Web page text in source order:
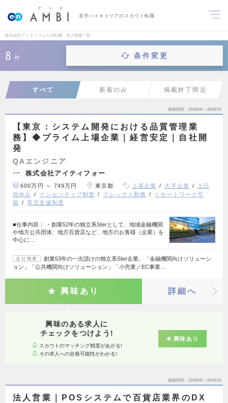
若手ハイキャリアのスカウト転職
株式会社アイティフォーの転職・求人情報一覧
8 件 条件変更
すべて 新着のみ 掲載終了間近
掲載期間 26/08/06～26/08/19
【東京：システム開発における品質管理業
務】◆プライム上場企業｜経営安定｜自社開
発
QAエンジニア
株式会社アイティフォー
600万円 ～ 749万円 東京都 上場企業 大手企業
土日
祝休み
インセンティブ制度 フレックス勤務
リモートワーク可
能
育児支援制度
■仕事内容： ・創業52年の独立系SIerとして、地域金融機関
や地方公共団体、地方百貨店など、地方のお客様（企業）を
中心に…
会社概要
創業53年の一次請けの独立系SIer企業。「金融機関向けソリューシ
ョン」「公共機関向けソリューション」「小売業／EC事業…
興味あり 詳細へ
興味のある求人に
チェックをつけよう!
スカウトのマッチング精度があがる!
その求人への合格可能性がわかる!
興味あり
掲載期間 26/08/05～26/08/18
法人営業｜POSシステムで百貨店業界のDX